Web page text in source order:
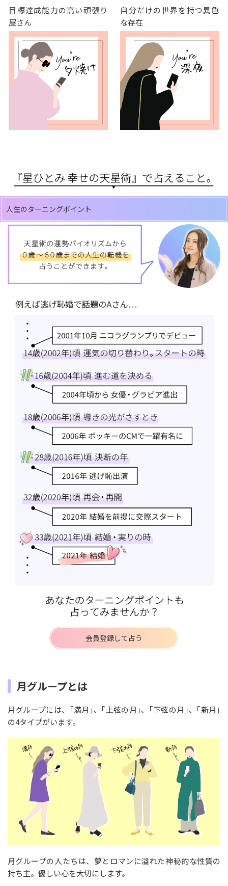
目標達成能力の高い頑張り
屋さん
自分だけの世界を持つ異色
な存在
人生のターニングポイント
会員登録して占う
月グループとは
月グループには、｢満月｣、｢上弦の月｣、｢下弦の月｣、｢新月｣
の4タイプがいます。
月グループの人たちは、夢とロマンに溢れた神秘的な性質の
持ち主。優しい心を大切にします。